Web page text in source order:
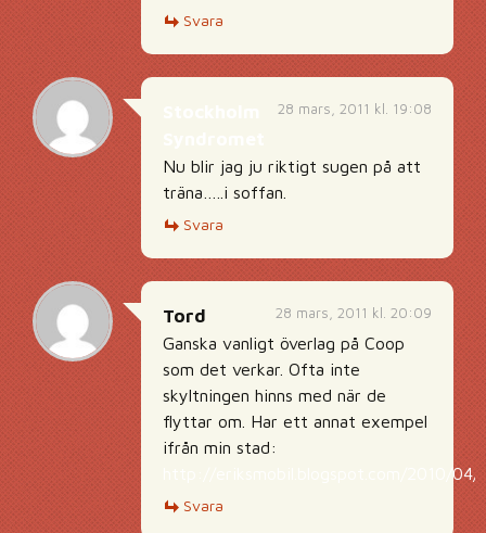
Svara
28 mars, 2011 kl. 19:08
Nu blir jag ju riktigt sugen på att
träna…..i soffan.
Svara
28 mars, 2011 kl. 20:09
Tord
Ganska vanligt överlag på Coop
som det verkar. Ofta inte
skyltningen hinns med när de
flyttar om. Har ett annat exempel
ifrån min stad:
http://eriksmobil.blogspot.com/2010/04/
Svara